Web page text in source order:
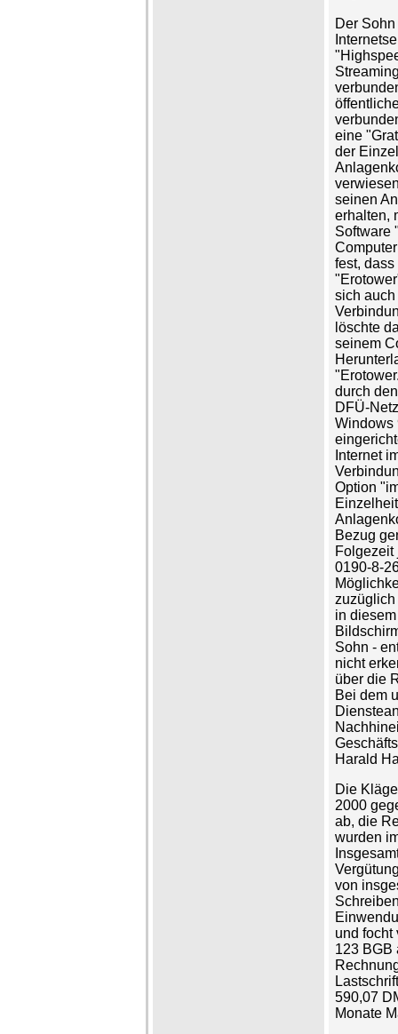
Der
eine
der
seinen
erhalten,
Software
fest,
sich
löschte
seinem
durch
DFÜ-
Windows
Internet
Option
Bezug
Folgezeit
0190-8-
zuzüglich
in
Sohn -
nicht
über die
Bei dem
Harald
Die
2000
ab, die
wurden
von
und focht
123 BGB
590,07
Monate